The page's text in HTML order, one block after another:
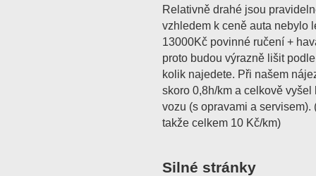
Relativně drahé jsou
vzhledem k ceně auta nebylo
13000Kč povinné ručení +
proto budou výrazně lišit
kolik najedete. Při našem
skoro 0,8h/km a celkově
vozu (s opravami a
takže celkem 10 Kč/km)
Silné stránky